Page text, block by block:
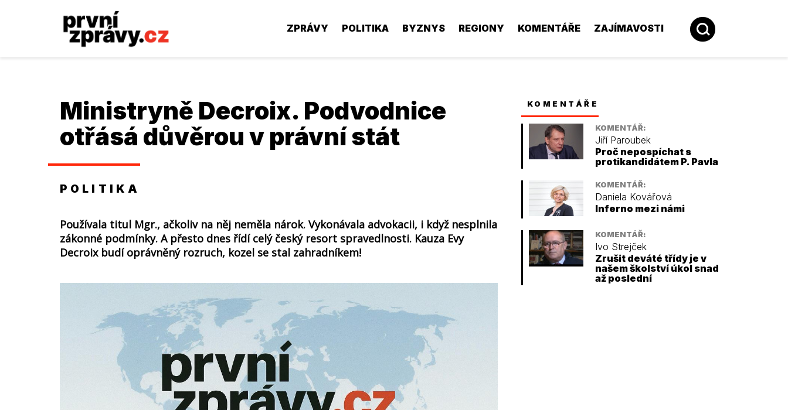
ZPRÁVY POLITIKA BYZNYS REGIONY KOMENTÁŘE ZAJÍMAVOSTI
Ministryně Decroix. Podvodnice
otřásá důvěrou v právní stát
POLITIKA
Používala titul Mgr., ačkoliv na něj neměla nárok. Vykonávala advokacii, i když nesplnila
zákonné podmínky. A přesto dnes řídí celý český resort spravedlnosti. Kauza Evy
Decroix budí oprávněný rozruch, kozel se stal zahradníkem!
KOMENTÁŘE
KOMENTÁŘ:
Jiří Paroubek
Proč nepospíchat s
protikandidátem P. Pavla
KOMENTÁŘ:
Daniela Kovářová
Inferno mezi námi
KOMENTÁŘ:
Ivo Strejček
Zrušit deváté třídy je v
našem školství úkol snad
až poslední